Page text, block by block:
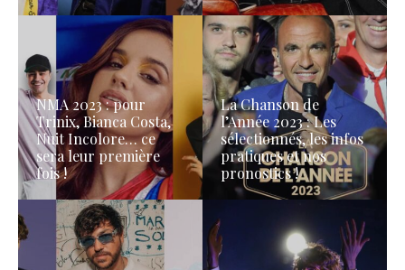
NMA 2023 : pour
Trinix, Bianca Costa,
Nuit Incolore… ce
sera leur première
fois !
La Chanson de
l’Année 2023 : Les
sélectionnés, les infos
pratiques et nos
pronostics !